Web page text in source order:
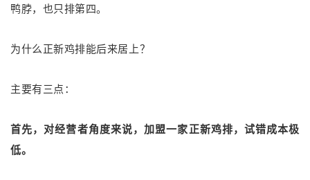
鸭脖，也只排第四。
为什么正新鸡排能后来居上？
主要有三点：
首先，对经营者角度来说，加盟一家正新鸡排，试错成本极
低。